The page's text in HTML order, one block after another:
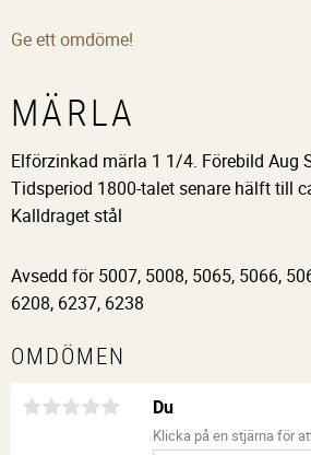
Ge ett omdöme!
MÄRLA
Elförzinkad märla 1 1/4. Förebild Aug
Tidsperiod 1800-talet senare hälft till
Kalldraget stål
Avsedd för 5007, 5008, 5065, 5066,
6208, 6237, 6238
OMDÖMEN
Du
Klicka på en stjärna för